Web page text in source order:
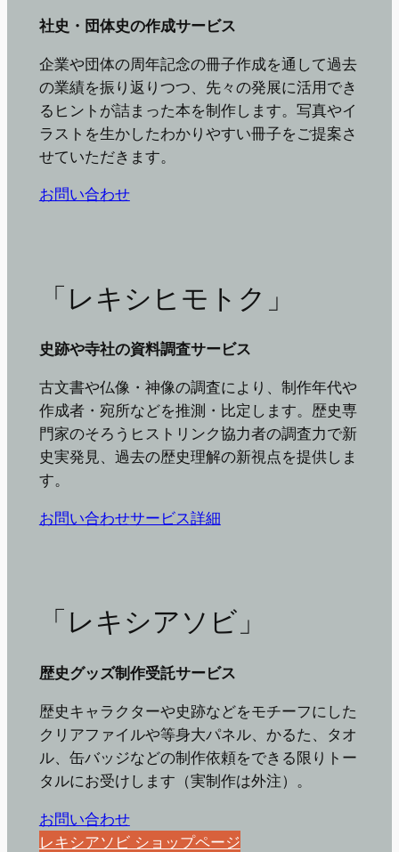
社史・団体史の作成サービス
企業や団体の周年記念の冊子作成を通して過去
の業績を振り返りつつ、先々の発展に活用でき
るヒントが詰まった本を制作します。写真やイ
ラストを生かしたわかりやすい冊子をご提案さ
せていただきます。
お問い合わせ
「レキシヒモトク」
史跡や寺社の資料調査サービス
古文書や仏像・神像の調査により、制作年代や
作成者・宛所などを推測・比定します。歴史専
門家のそろうヒストリンク協力者の調査力で新
史実発見、過去の歴史理解の新視点を提供しま
す。
お問い合わせサービス詳細
「レキシアソビ」
歴史グッズ制作受託サービス
歴史キャラクターや史跡などをモチーフにした
クリアファイルや等身大パネル、かるた、タオ
ル、缶バッジなどの制作依頼をできる限りトー
タルにお受けします（実制作は外注）。
お問い合わせ
レキシアソビ ショップページ